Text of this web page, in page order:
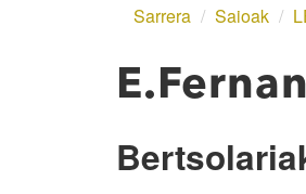
Sarrera / Saioak /